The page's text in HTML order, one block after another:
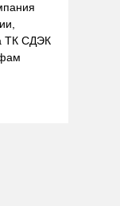
ТК СДЭК